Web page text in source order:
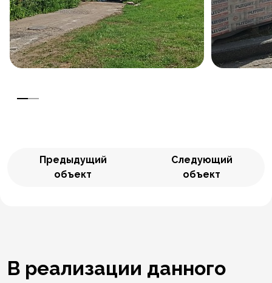
Предыдущий
объект
Следующий
объект
В реализации данного